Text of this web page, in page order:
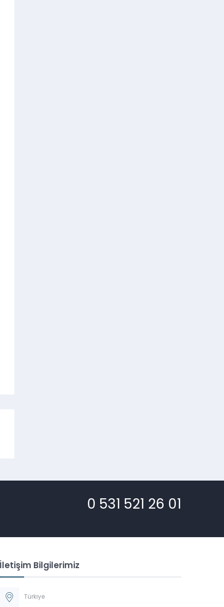
0 531 521 26 01
İletişim Bilgilerimiz
Türkiye